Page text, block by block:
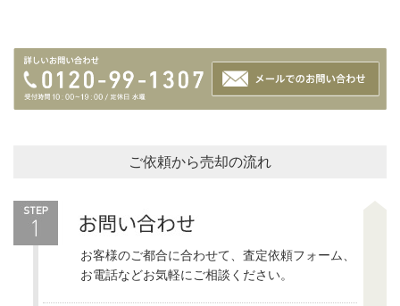
ご依頼から売却の流れ
お客様のご都合に合わせて、査定依頼フォーム、
お電話などお気軽にご相談ください。